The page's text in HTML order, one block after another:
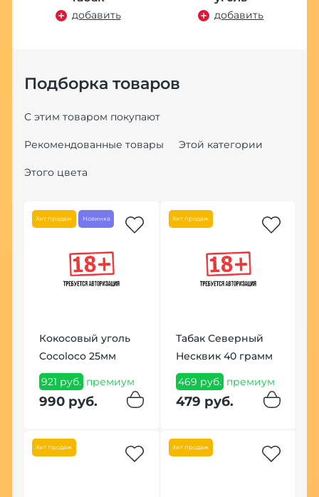
добавить добавить
Подборка товаров
С этим товаром покупают
Рекомендованные товары Этой категории
Этого цвета
Хит продаж Новинка
Кокосовый уголь
Cocoloco 25мм
921 руб. премиум
990 руб.
Хит продаж
Табак Северный
Несквик 40 грамм
469 руб. премиум
479 руб.
Хит продаж Хит продаж